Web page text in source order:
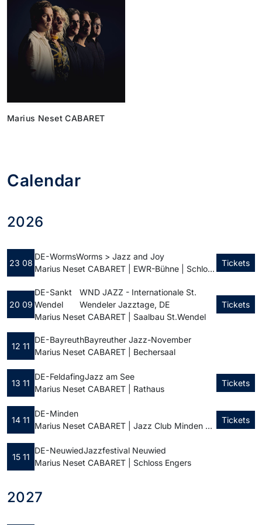
Marius Neset CABARET
Calendar
2026
23 08
DE - WormsWorms > Jazz and Joy
Marius Neset CABARET | EWR-Bühne | Schlossplatz
Tickets
20 09
DE - Sankt
Wendel
WND JAZZ - Internationale St.
Wendeler Jazztage, DE
Marius Neset CABARET | Saalbau St.Wendel
Tickets
12 11
DE - BayreuthBayreuther Jazz-November
Marius Neset CABARET | Bechersaal
13 11
DE - FeldafingJazz am See
Marius Neset CABARET | Rathaus
Tickets
14 11
DE - Minden
Marius Neset CABARET | Jazz Club Minden e.V.
Tickets
15 11
DE - NeuwiedJazzfestival Neuwied
Marius Neset CABARET | Schloss Engers
2027